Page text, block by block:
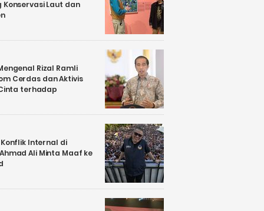
Konservasi Laut dan
Rizal Ramli
Cerdas dan Aktivis
terhadap
Internal di
Ali Minta Maaf ke